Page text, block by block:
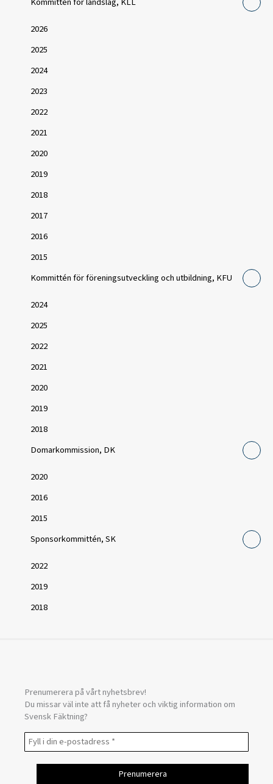
2026
2025
2024
2023
2022
2021
2020
2019
2018
2017
2016
2015
Kommittén för föreningsutveckling och utbildning, KFU
2024
2025
2022
2021
2020
2019
2018
Domarkommission, DK
2020
2016
2015
Sponsorkommittén, SK
2022
2019
2018
Prenumerera på vårt nyhetsbrev!
Du missar väl inte att få nyheter och viktig information om
Svensk Fäktning?